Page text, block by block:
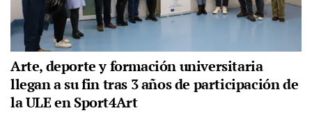
Arte, deporte y formación universitaria
llegan a su fin tras 3 años de participación de
la ULE en Sport4Art